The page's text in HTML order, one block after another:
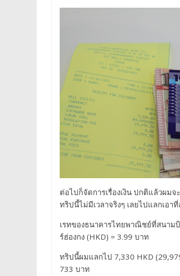
ต่อไปก็จัดการเรื่องเงิน ปกติแล้วผม
ทริปนี้ไม่มีเวลาจริงๆ เลยไปแลกเอ
เรทของธนาคารไทยพาณิชย์ที่สนาม
ร์ฮ่องกง (HKD) = 3.99 บาท
ทริปนี้ผมแลกไป 7,330 HKD
733 บาท